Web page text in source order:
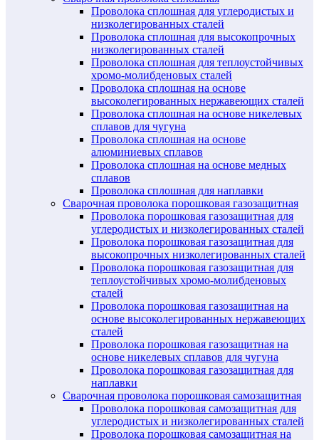
Проволока сплошная для углеродистых и
низколегированных сталей
Проволока сплошная для высокопрочных
низколегированных сталей
Проволока сплошная для теплоустойчивых
хромо-молибденовых сталей
Проволока сплошная на основе
высоколегированных нержавеющих сталей
Проволока сплошная на основе никелевых
сплавов для чугуна
Проволока сплошная на основе
алюминиевых сплавов
Проволока сплошная на основе медных
сплавов
Проволока сплошная для наплавки
Сварочная проволока порошковая газозащитная
Проволока порошковая газозащитная для
углеродистых и низколегированных сталей
Проволока порошковая газозащитная для
высокопрочных низколегированных сталей
Проволока порошковая газозащитная для
теплоустойчивых хромо-молибденовых
сталей
Проволока порошковая газозащитная на
основе высоколегированных нержавеющих
сталей
Проволока порошковая газозащитная на
основе никелевых сплавов для чугуна
Проволока порошковая газозащитная для
наплавки
Сварочная проволока порошковая самозащитная
Проволока порошковая самозащитная для
углеродистых и низколегированных сталей
Проволока порошковая самозащитная на